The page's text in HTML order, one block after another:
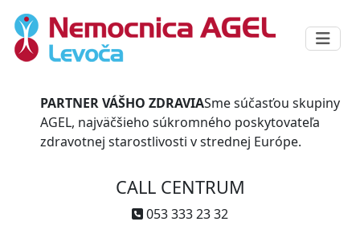
PARTNER VÁŠHO ZDRAVIASme súčasťou skupiny
AGEL, najväčšieho súkromného poskytovateľa
zdravotnej starostlivosti v strednej Európe.
CALL CENTRUM
053 333 23 32